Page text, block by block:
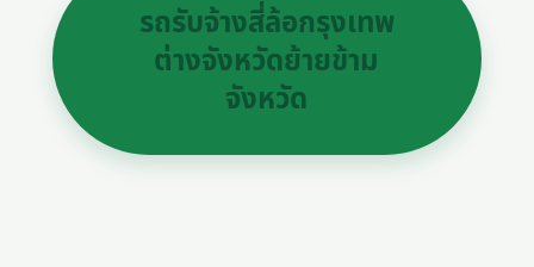
รถรับจ้างสี่ล้อกรุงเทพ
ต่างจังหวัดย้ายข้าม
จังหวัด